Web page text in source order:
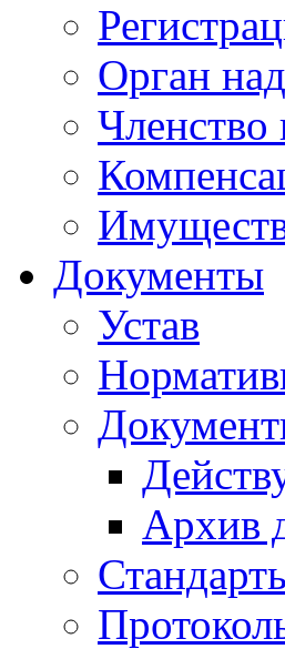
Орган
Членство
Документы
Устав
Архив